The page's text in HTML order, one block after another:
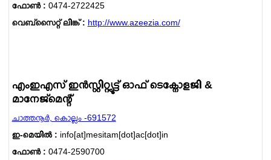
ഫോണ്‍ : 0474-2722425
വെബ്സൈറ്റ് ലിങ്ക് : http://www.azeezia.com/
എംഇഎസ് ഇന്‍സ്റ്റിറ്റ്യൂട്ട് ഓഫ് ടെക്നോളജി &
മാനേജ്മെന്റ്
ചാത്തനൂര്‍, കൊല്ലം -691572
ഇ-മെയില്‍ : info[at]mesitam[dot]ac[dot]in
ഫോണ്‍ : 0474-2590700